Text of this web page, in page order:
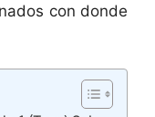
con donde